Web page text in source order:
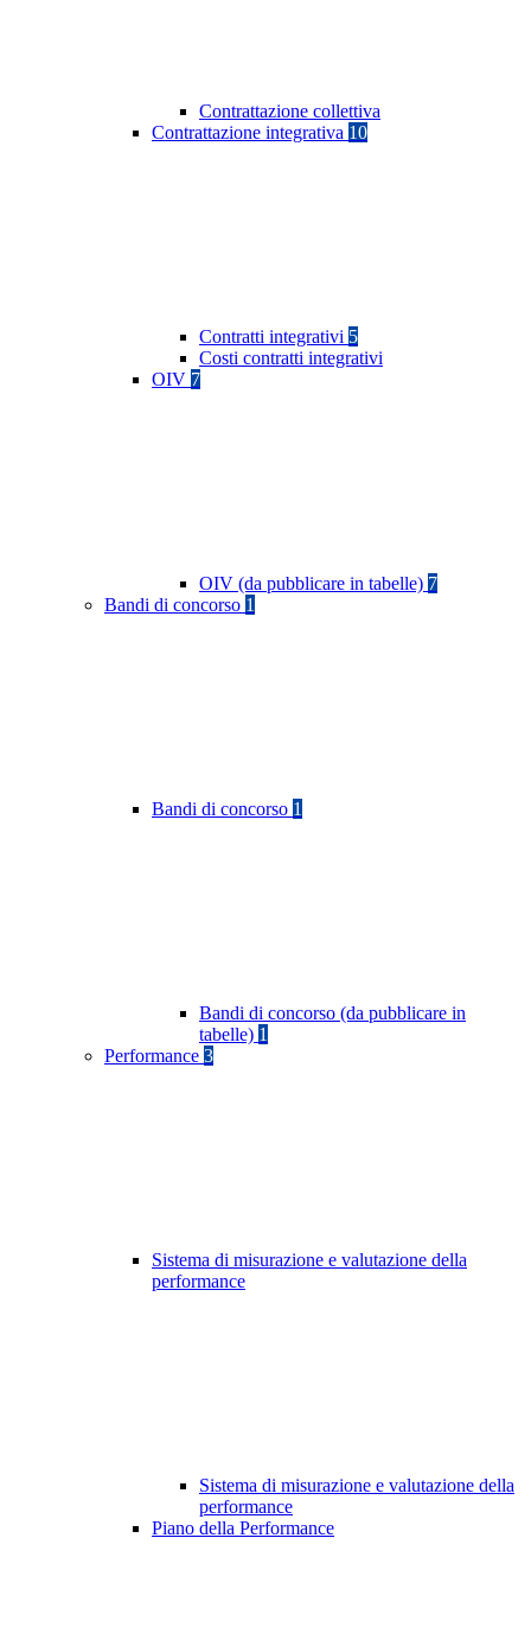
Contrattazione collettiva
Contrattazione integrativa 10
Contratti integrativi 5
Costi contratti integrativi
OIV 7
OIV (da pubblicare in tabelle) 7
Bandi di concorso 1
Bandi di concorso 1
Bandi di concorso (da pubblicare in
tabelle) 1
Performance 3
Sistema di misurazione e valutazione della
performance
Sistema di misurazione e valutazione della
performance
Piano della Performance